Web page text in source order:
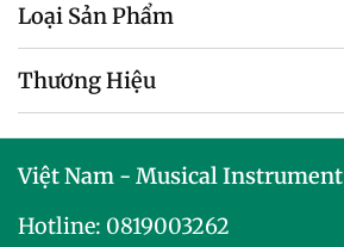
Loại Sản Phẩm
Thương Hiệu
Việt Nam - Musical Instrument
Hotline: 0819003262